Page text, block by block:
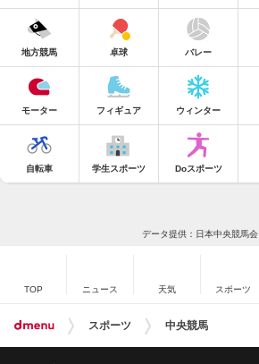
地方競馬 卓球 バレー
モーター フィギュア ウィンター
自転車 学生スポーツ Doスポーツ
データ提供：日本中央競馬会
TOP ニュース 天気 スポーツ
スポーツ 中央競馬